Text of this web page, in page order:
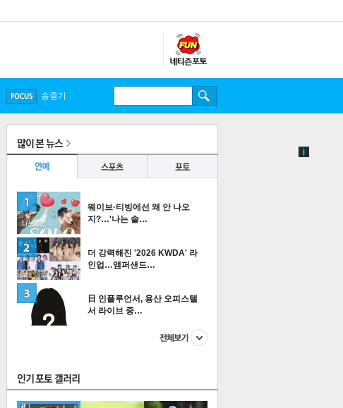
송중기
웨이브·티빙에선 왜 안 나오
지?…'나는 솔…
더 강력해진 '2026 KWDA' 라
인업…앰퍼샌드…
日 인플루언서, 용산 오피스텔
서 라이브 중…